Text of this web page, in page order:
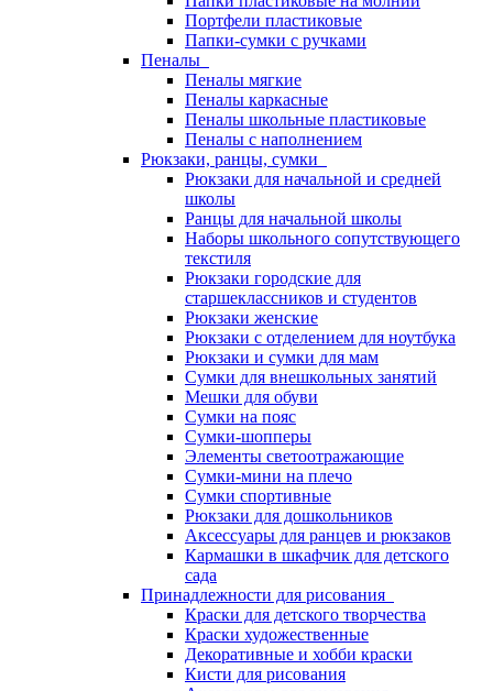
Портфели пластиковые
Папки-сумки с ручками
Пеналы
Пеналы мягкие
Пеналы каркасные
Пеналы школьные пластиковые
Пеналы с наполнением
Рюкзаки, ранцы, сумки
Рюкзаки для начальной и средней
школы
Ранцы для начальной школы
Наборы школьного сопутствующего
текстиля
Рюкзаки городские для
старшеклассников и студентов
Рюкзаки женские
Рюкзаки с отделением для ноутбука
Рюкзаки и сумки для мам
Сумки для внешкольных занятий
Мешки для обуви
Сумки на пояс
Сумки-шопперы
Элементы светоотражающие
Сумки-мини на плечо
Сумки спортивные
Рюкзаки для дошкольников
Аксессуары для ранцев и рюкзаков
Кармашки в шкафчик для детского
сада
Принадлежности для рисования
Краски для детского творчества
Краски художественные
Декоративные и хобби краски
Кисти для рисования